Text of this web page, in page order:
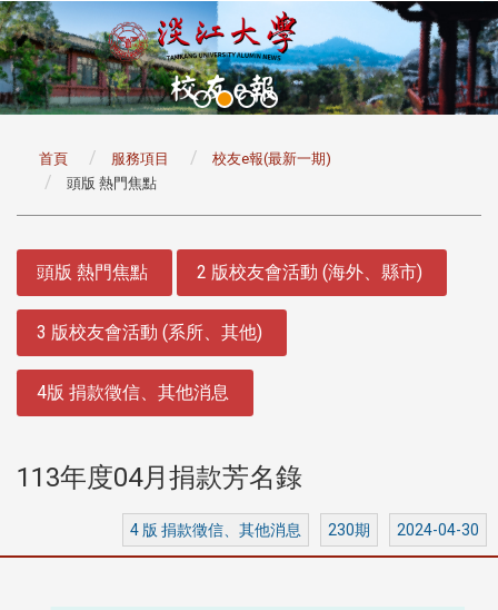
首頁 服務項目
校友e報(最新一期)
頭版 熱門焦點
頭版 熱門焦點 2 版校友會活動 (海外、縣市)
3 版校友會活動 (系所、其他)
4版 捐款徵信、其他消息
113年度04月捐款芳名錄
4 版 捐款徵信、其他消息 230期 2024-04-30